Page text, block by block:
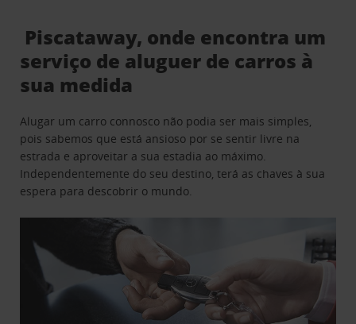
Piscataway, onde encontra um
serviço de aluguer de carros à
sua medida
Alugar um carro connosco não podia ser mais simples,
pois sabemos que está ansioso por se sentir livre na
estrada e aproveitar a sua estadia ao máximo.
Independentemente do seu destino, terá as chaves à sua
espera para descobrir o mundo.